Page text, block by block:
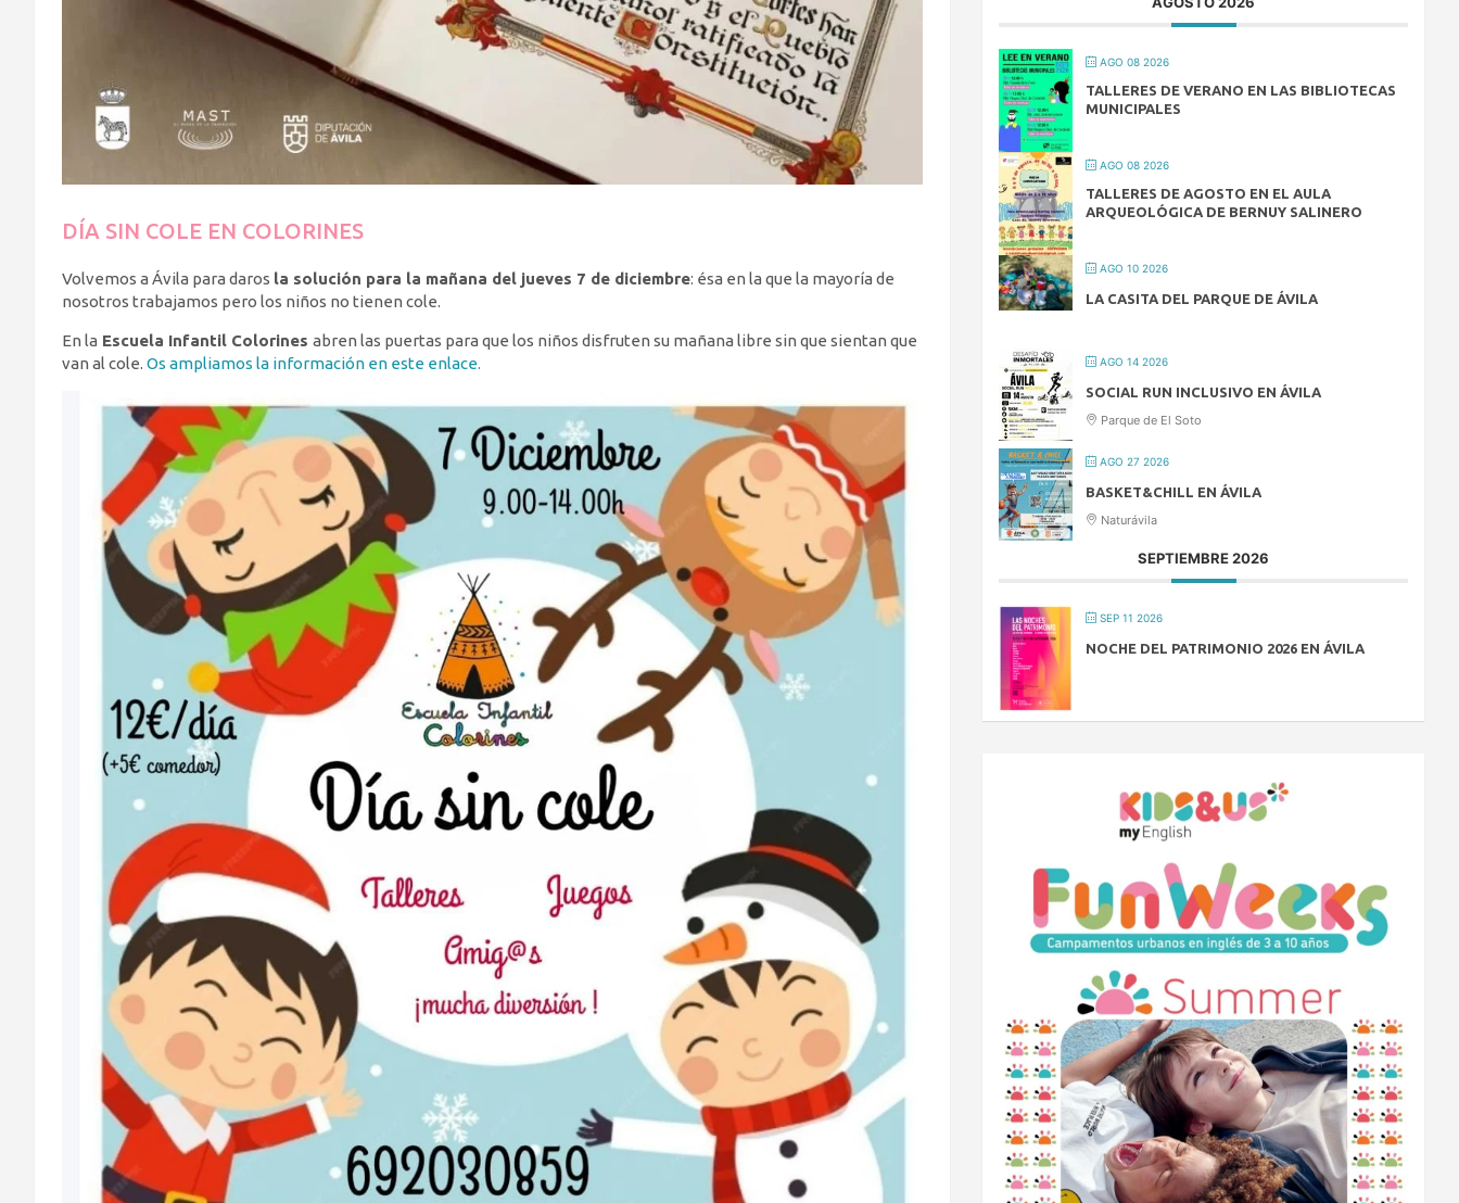
DÍA SIN COLE EN COLORINES
Volvemos a Ávila para daros la solución para la mañana del jueves 7 de diciembre: ésa en la que la mayoría de
nosotros trabajamos pero los niños no tienen cole.
En la Escuela Infantil Colorines abren las puertas para que los niños disfruten su mañana libre sin que sientan que
van al cole. Os ampliamos la información en este enlace.
AGO 08 2026
TALLERES DE VERANO EN LAS BIBLIOTECAS
MUNICIPALES
AGO 08 2026
TALLERES DE AGOSTO EN EL AULA
ARQUEOLÓGICA DE BERNUY SALINERO
AGO 10 2026
LA CASITA DEL PARQUE DE ÁVILA
AGO 14 2026
SOCIAL RUN INCLUSIVO EN ÁVILA
Parque de El Soto
AGO 27 2026
BASKET&CHILL EN ÁVILA
Naturávila
SEPTIEMBRE 2026
SEP 11 2026
NOCHE DEL PATRIMONIO 2026 EN ÁVILA